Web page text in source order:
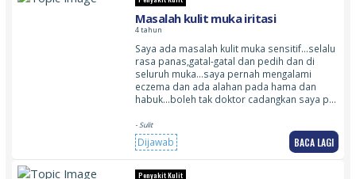
Masalah kulit muka iritasi
4 tahun
Saya ada masalah kulit muka sensitif…selalu
rasa panas,gatal-gatal dan pedih dan di
seluruh muka…saya pernah mengalami
eczema dan ada alahan pada hama dan
habuk…boleh tak doktor cadangkan saya p…
- Sulit
Dijawab BACA LAGI
Penyakit Kulit